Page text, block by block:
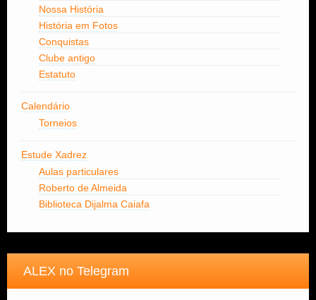
Nossa História
História em Fotos
Conquistas
Clube antigo
Estatuto
Calendário
Torneios
Estude Xadrez
Aulas particulares
Roberto de Almeida
Biblioteca Dijalma Caiafa
ALEX no Telegram